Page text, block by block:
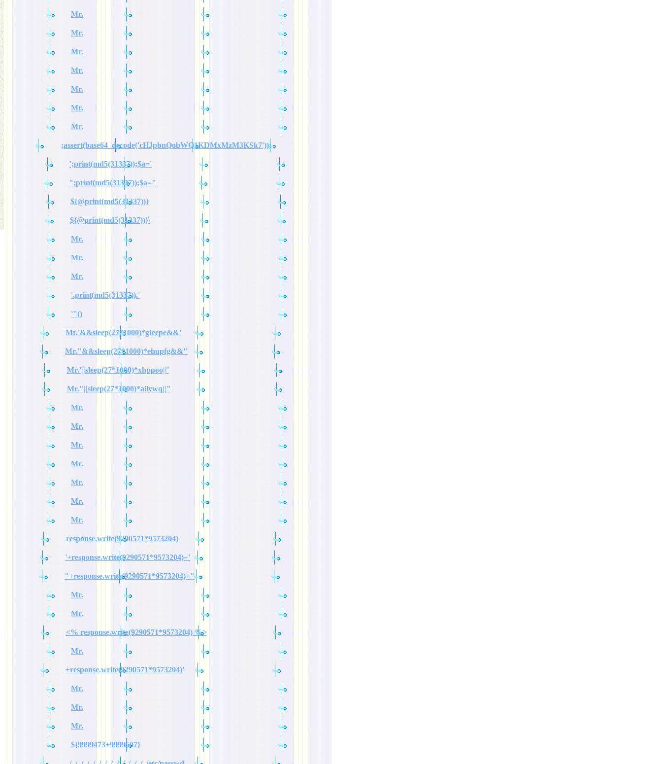
Mr.
Mr.
Mr.
Mr.
Mr.
Mr.
Mr.
;assert(base64_decode('cHJpbnQobWQ1KDMxMzM3KSk7'));
';print(md5(31337));$a='
";print(md5(31337));$a="
${@print(md5(31337))}
${@print(md5(31337))}\
Mr.
Mr.
Mr.
'.print(md5(31337)).'
'"()
Mr.'&&sleep(27*1000)*gteepe&&'
Mr."&&sleep(27*1000)*ehupfg&&"
Mr.'||sleep(27*1000)*xhppoo||'
Mr."||sleep(27*1000)*ailywq||"
Mr.
Mr.
Mr.
Mr.
Mr.
Mr.
Mr.
response.write(9290571*9573204)
'+response.write(9290571*9573204)+'
"+response.write(9290571*9573204)+"
Mr.
Mr.
<% response.write(9290571*9573204) %>
Mr.
+response.write(9290571*9573204)'
Mr.
Mr.
Mr.
${9999473+9999607}